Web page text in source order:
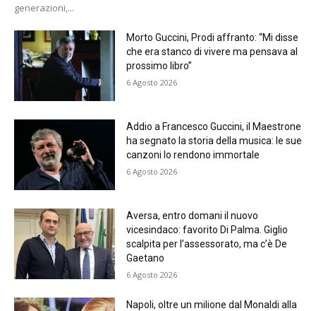
generazioni,...
Morto Guccini, Prodi affranto: “Mi disse
che era stanco di vivere ma pensava al
prossimo libro”
6 Agosto 2026
Addio a Francesco Guccini, il Maestrone
ha segnato la storia della musica: le sue
canzoni lo rendono immortale
6 Agosto 2026
Aversa, entro domani il nuovo
vicesindaco: favorito Di Palma. Giglio
scalpita per l’assessorato, ma c’è De
Gaetano
6 Agosto 2026
Napoli, oltre un milione dal Monaldi alla